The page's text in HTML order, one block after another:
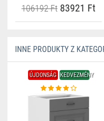
106192 Ft 83921 Ft
INNE PRODUKTY Z
ÚJDONSÁG KEDVEZMÉNY